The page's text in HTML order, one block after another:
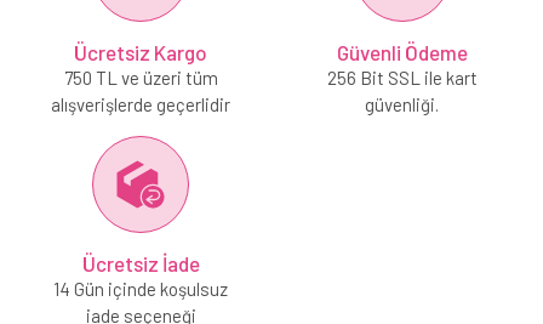
Ücretsiz Kargo
750 TL ve üzeri tüm
alışverişlerde geçerlidir
Güvenli Ödeme
256 Bit SSL ile kart
güvenliği.
Ücretsiz İade
14 Gün içinde koşulsuz
iade seçeneği